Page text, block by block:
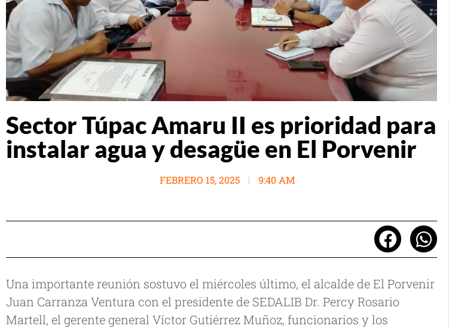
Sector Túpac Amaru II es prioridad para
instalar agua y desagüe en El Porvenir
FEBRERO 15, 2025 9:40 AM
Una importante reunión sostuvo el miércoles último, el alcalde de El Porvenir
Juan Carranza Ventura con el presidente de SEDALIB Dr. Percy Rosario
Martell, el gerente general Víctor Gutiérrez Muñoz, funcionarios y los